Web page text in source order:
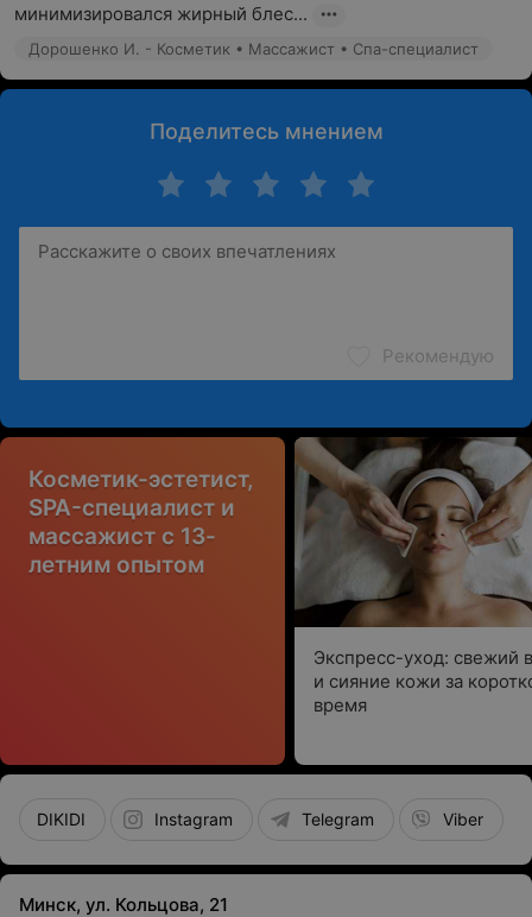
минимизировался жирный блес...
Дорошенко И. - Косметик • Массажист • Спа-специалист
Поделитесь мнением
Рекомендую
Косметик-эстетист,
SPA-специалист и
массажист с 13-
летним опытом
Экспресс-уход: свежий
и сияние кожи за
время
DIKIDI Instagram Telegram Viber
Минск, ул. Кольцова, 21